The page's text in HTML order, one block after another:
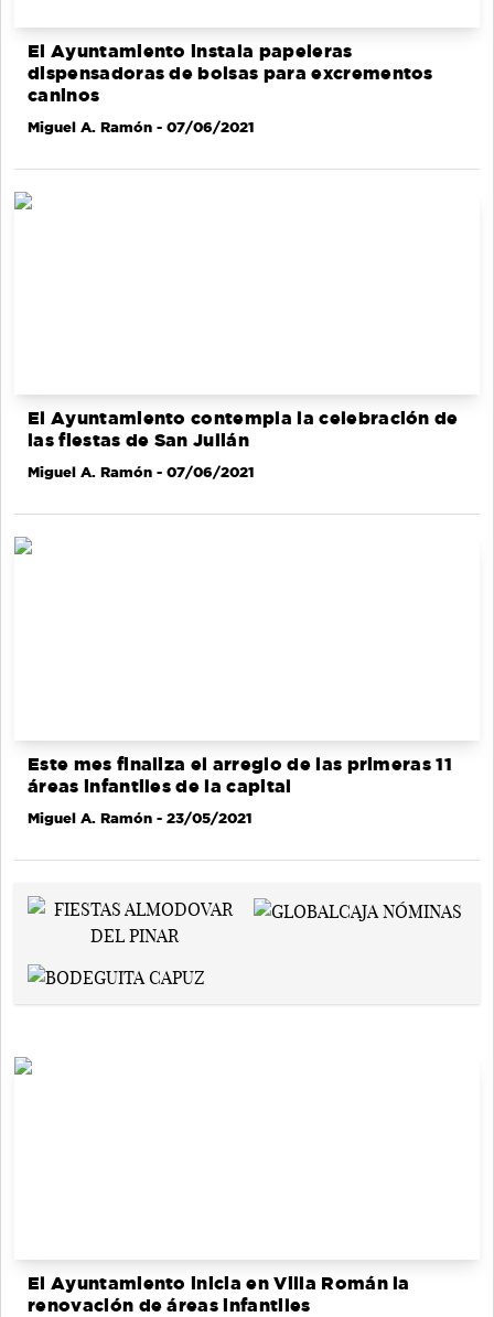
El Ayuntamiento instala papeleras
dispensadoras de bolsas para excrementos
caninos
Miguel A. Ramón - 07/06/2021
El Ayuntamiento contempla la celebración de
las fiestas de San Julián
Miguel A. Ramón - 07/06/2021
Este mes finaliza el arreglo de las primeras 11
áreas infantiles de la capital
Miguel A. Ramón - 23/05/2021
El Ayuntamiento inicia en Villa Román la
renovación de áreas infantiles